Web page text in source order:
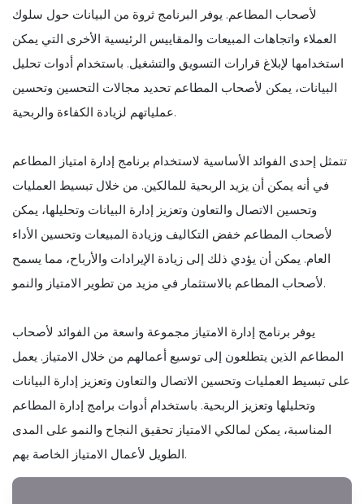
لأصحاب المطاعم. يوفر البرنامج ثروة من البيانات حول سلوك
العملاء واتجاهات المبيعات والمقاييس الرئيسية الأخرى التي يمكن
استخدامها لإبلاغ قرارات التسويق والتشغيل. باستخدام أدوات تحليل
البيانات، يمكن لأصحاب المطاعم تحديد مجالات التحسين وتحسين
عملياتهم لزيادة الكفاءة والربحية.
تتمثل إحدى الفوائد الأساسية لاستخدام برنامج إدارة امتياز المطاعم
في أنه يمكن أن يزيد الربحية للمالكين. من خلال تبسيط العمليات
وتحسين الاتصال والتعاون وتعزيز إدارة البيانات وتحليلها، يمكن
لأصحاب المطاعم خفض التكاليف وزيادة المبيعات وتحسين الأداء
العام. يمكن أن يؤدي ذلك إلى زيادة الإيرادات والأرباح، مما يسمح
لأصحاب المطاعم بالاستثمار في مزيد من تطوير الامتياز والنمو.
يوفر برنامج إدارة الامتياز مجموعة واسعة من الفوائد لأصحاب
المطاعم الذين يتطلعون إلى توسيع أعمالهم من خلال الامتياز. يعمل
على تبسيط العمليات وتحسين الاتصال والتعاون وتعزيز إدارة البيانات
وتحليلها وتعزيز الربحية. باستخدام أدوات برامج إدارة المطاعم
المناسبة، يمكن لمالكي الامتياز تحقيق النجاح والنمو على المدى
الطويل لأعمال الامتياز الخاصة بهم.